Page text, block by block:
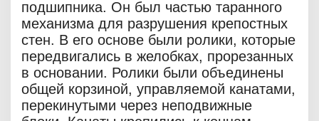
подшипника. Он был частью таранного
механизма для разрушения крепостных
стен. В его основе были ролики, которые
передвигались в желобках, прорезанных
в основании. Ролики были объединены
общей корзиной, управляемой канатами,
перекинутыми через неподвижные